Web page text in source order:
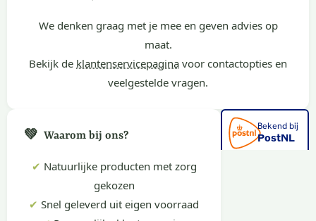
We denken graag met je mee en geven advies op
maat.
Bekijk de klantenservicepagina voor contactopties en
veelgestelde vragen.
💚 Waarom bij ons?
✔ Natuurlijke producten met zorg
gekozen
✔ Snel geleverd uit eigen voorraad